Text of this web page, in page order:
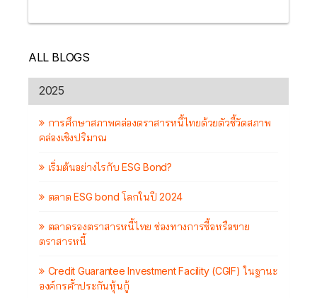
ALL BLOGS
2025
การศึกษาสภาพคล่องตราสารหนี้ไทยด้วยตัวชี้วัดสภาพ
คล่องเชิงปริมาณ
เริ่มต้นอย่างไรกับ ESG Bond?
ตลาด ESG bond โลกในปี 2024
ตลาดรองตราสารหนี้ไทย ช่องทางการซื้อหรือขาย
ตราสารหนี้
Credit Guarantee Investment Facility (CGIF) ในฐานะ
องค์กรค้ำประกันหุ้นกู้